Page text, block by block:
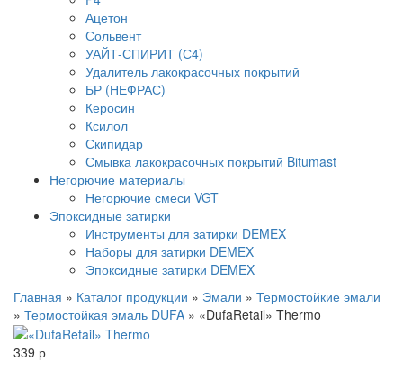
Ацетон
Сольвент
УАЙТ-СПИРИТ (С4)
Удалитель лакокрасочных покрытий
БР (НЕФРАС)
Керосин
Ксилол
Скипидар
Смывка лакокрасочных покрытий Bitumast
Негорючие материалы
Негорючие смеси VGT
Эпоксидные затирки
Инструменты для затирки DEMEX
Наборы для затирки DEMEX
Эпоксидные затирки DEMEX
Главная » Каталог продукции » Эмали » Термостойкие эмали
» Термостойкая эмаль DUFA » «DufaRetail» Thermo
339 р